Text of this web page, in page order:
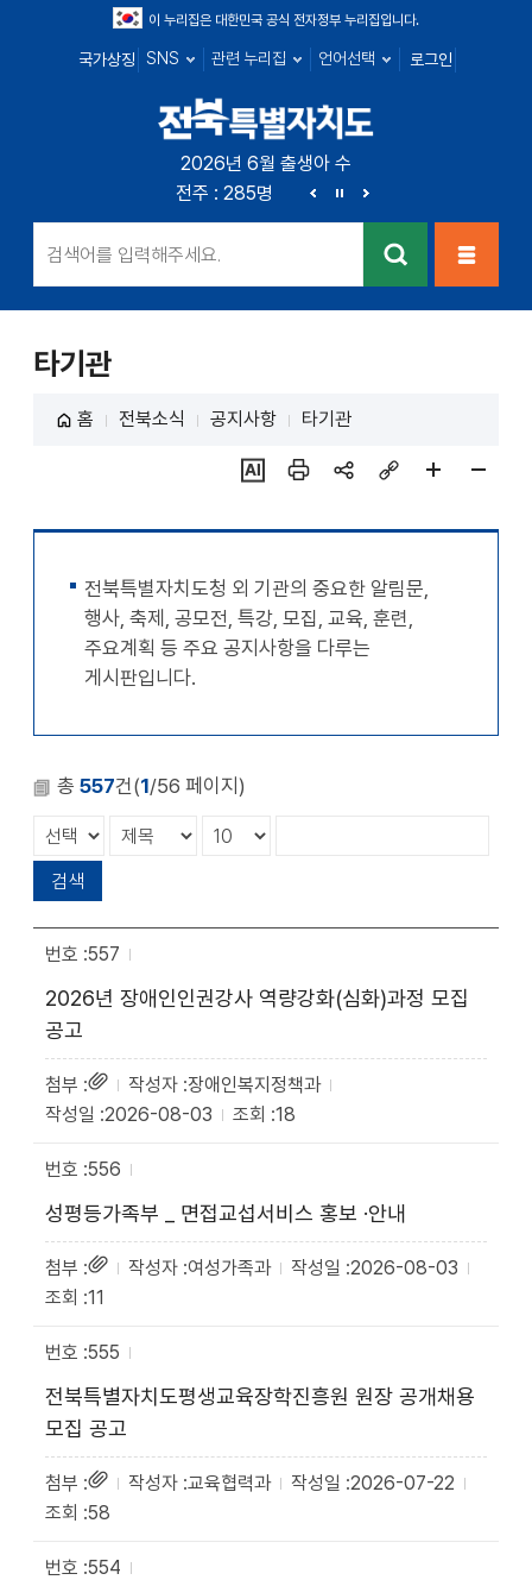
전북특별자치
도
2026년 6월 출생아 수
전주 : 285명 군산 : 104명
이 누리집은 대한민국 공식 전자정부 누리집입니다.
국가상징 SNS 관련 누리집 언어선택 로그인
타기관
홈 전북소식 공지사항 타기관
전북특별자치도청 외 기관의 중요한 알림문,
행사, 축제, 공모전, 특강, 모집, 교육, 훈련,
주요계획 등 주요 공지사항을 다루는
게시판입니다.
총 557건(1/56 페이지)
557
2026년 장애인인권강사 역량강화(심화)과정 모집
공고
장애인복지정책과
2026-08-03
18
556
성평등가족부 _ 면접교섭서비스 홍보 ·안내
여성가족과
2026-08-03
11
555
전북특별자치도평생교육장학진흥원 원장 공개채용
모집 공고
교육협력과
2026-07-22
58
554